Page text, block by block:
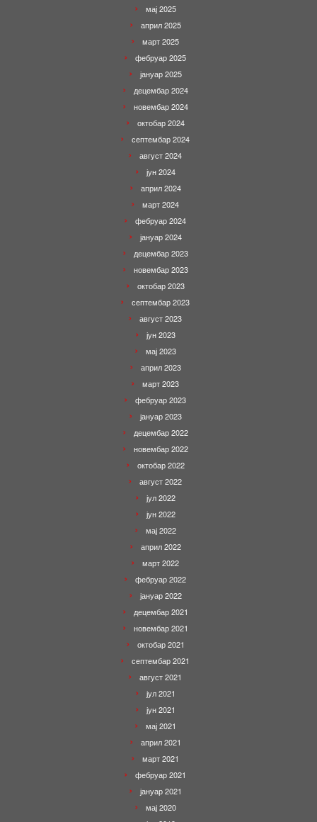
мај 2025
април 2025
март 2025
фебруар 2025
јануар 2025
децембар 2024
новембар 2024
октобар 2024
септембар 2024
август 2024
јун 2024
април 2024
март 2024
фебруар 2024
јануар 2024
децембар 2023
новембар 2023
октобар 2023
септембар 2023
август 2023
јун 2023
мај 2023
април 2023
март 2023
фебруар 2023
јануар 2023
децембар 2022
новембар 2022
октобар 2022
август 2022
јул 2022
јун 2022
мај 2022
април 2022
март 2022
фебруар 2022
јануар 2022
децембар 2021
новембар 2021
октобар 2021
септембар 2021
август 2021
јул 2021
јун 2021
мај 2021
април 2021
март 2021
фебруар 2021
јануар 2021
мај 2020